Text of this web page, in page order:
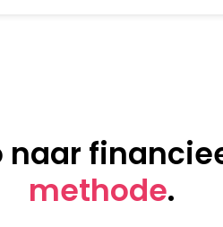
methode.